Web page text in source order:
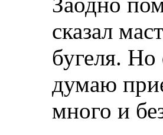
сказал
бугеля. Но
думаю
много и